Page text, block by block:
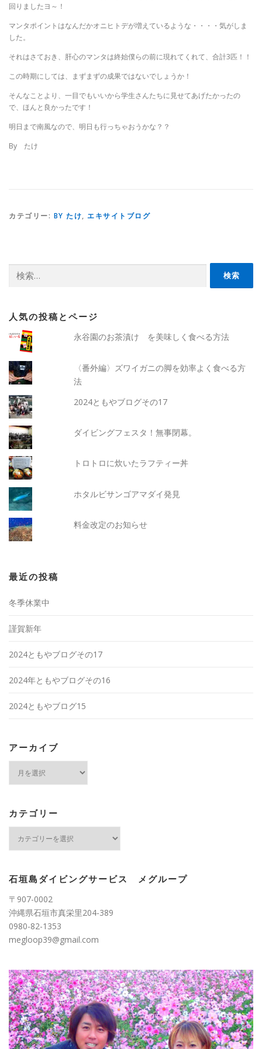
回りましたヨ～！
マンタポイントはなんだかオニヒトデが増えているような・・・・気がしま
した。
それはさておき、肝心のマンタは終始僕らの前に現れてくれて、合計3匹！！
この時期にしては、まずまずの成果ではないでしょうか！
そんなことより、一目でもいいから学生さんたちに見せてあげたかったの
で、ほんと良かったです！
明日まで南風なので、明日も行っちゃおうかな？？
By たけ
カテゴリー: BY たけ, エキサイトブログ
索:
人気の投稿とページ
永谷園のお茶漬け を美味しく食べる方法
〈番外編〉ズワイガニの脚を効率よく食べる方
法
2024ともやブログその17
ダイビングフェスタ！無事閉幕。
トロトロに炊いたラフティー丼
ホタルビサンゴアマダイ発見
料金改定のお知らせ
最近の投稿
冬季休業中
謹賀新年
2024ともやブログその17
2024年ともやブログその16
2024ともやブログ15
アーカイブ
ブ
カテゴリー
ー
石垣島ダイビングサービス メグループ
〒907-0002
沖縄県石垣市真栄里204-389
0980-82-1353
megloop39@gmail.com